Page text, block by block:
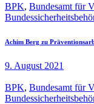
BPK, Bundesamt für
Achim Berg zu
9. August 2021
BPK, Bundesamt für